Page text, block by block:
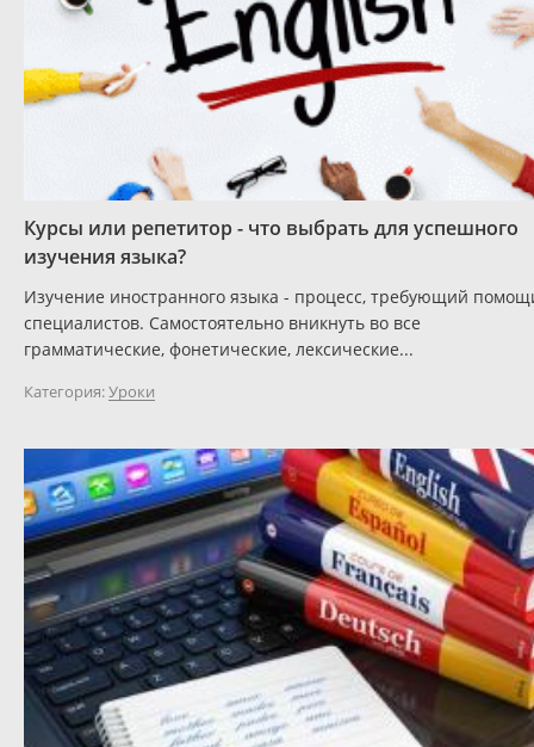
Курсы или репетитор - что выбрать для успешного
изучения языка?
Изучение иностранного языка - процесс, требующий
специалистов. Самостоятельно вникнуть во все
грамматические, фонетические, лексические...
Категория:Уроки